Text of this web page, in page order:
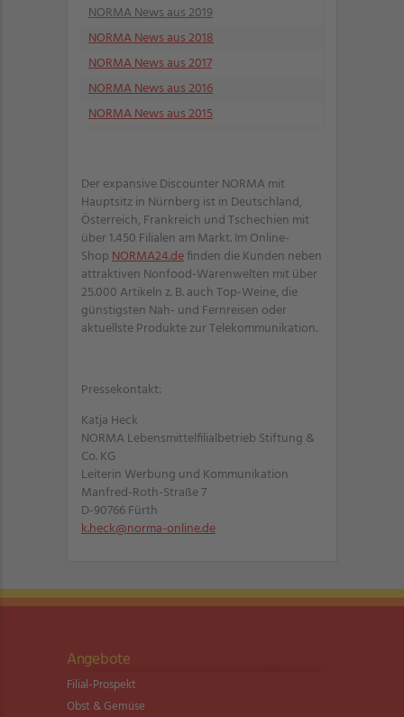
NORMA News aus 2019
NORMA News aus 2018
NORMA News aus 2017
NORMA News aus 2016
NORMA News aus 2015
Der expansive Discounter NORMA mit
Hauptsitz in Nürnberg ist in Deutschland,
Österreich, Frankreich und Tschechien mit
über 1.450 Filialen am Markt. Im Online-
ShopNORMA24.definden die Kunden neben
attraktiven Nonfood-Warenwelten mit über
25.000 Artikeln z. B. auch Top-Weine, die
günstigsten Nah- und Fernreisen oder
aktuellste Produkte zur Telekommunikation.
Pressekontakt:
Katja Heck
NORMA Lebensmittelfilialbetrieb Stiftung &
Co. KG
Leiterin Werbung und Kommunikation
Manfred-Roth-Straße 7
D-90766 Fürth
k.heck@norma-online.de
Angebote
Filial-Prospekt
Obst & Gemüse